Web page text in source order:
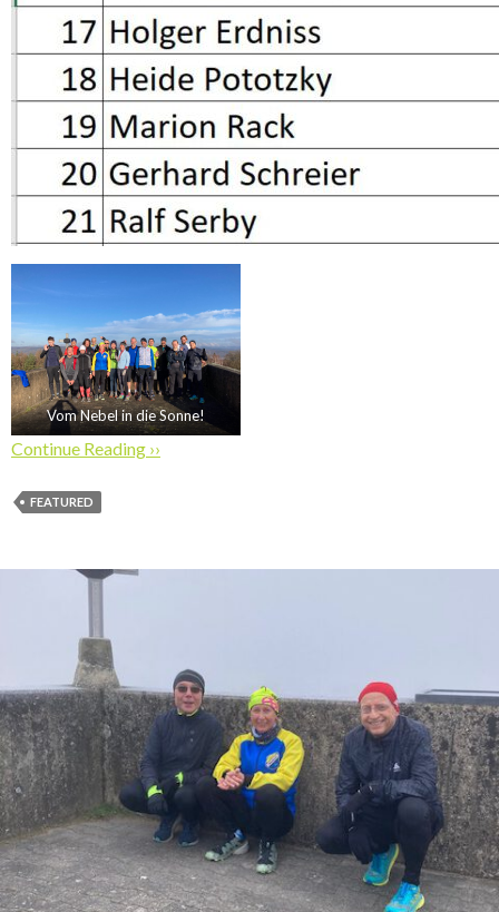
Vom Nebel in die Sonne!
Continue Reading ››
FEATURED